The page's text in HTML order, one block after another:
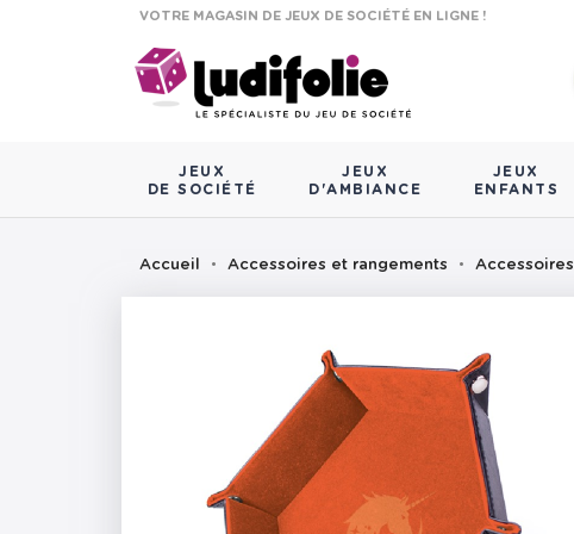
VOTRE MAGASIN DE JEUX DE SOCIÉTÉ EN LIGNE !
JEUX
DE SOCIÉTÉ
JEUX
D'AMBIANCE
JEUX
ENFANTS
Accueil Accessoires et rangements Accessoires